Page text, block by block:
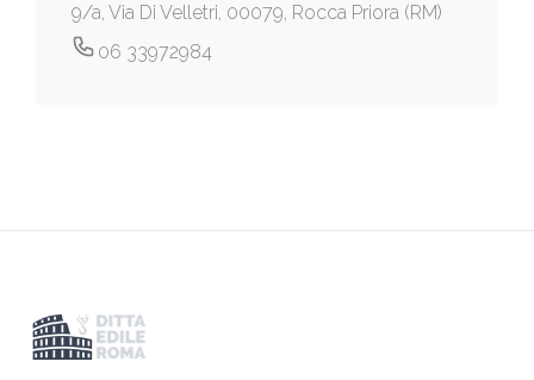
9/a, Via Di Velletri, 00079, Rocca Priora (RM)
06 33972984